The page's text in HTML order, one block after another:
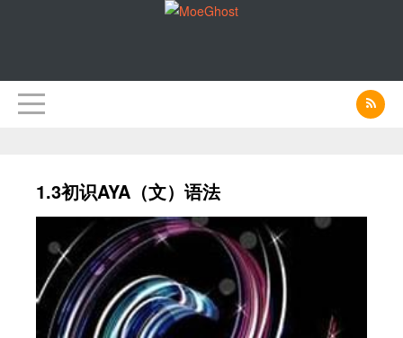
1.3初识AYA（文）语法